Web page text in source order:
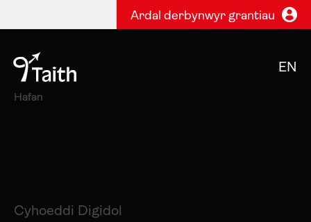
Ardal derbynwyr grantiau
EN
Hafan
Cyhoeddi Digidol